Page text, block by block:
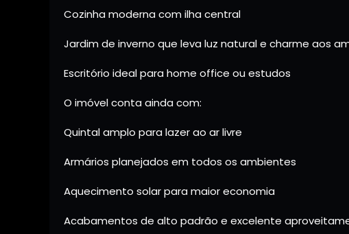
Cozinha moderna com ilha central
Jardim de inverno que leva luz natural e charme aos
Escritório ideal para home office ou estudos
O imóvel conta ainda com:
Quintal amplo para lazer ao ar livre
Armários planejados em todos os ambientes
Aquecimento solar para maior economia
Acabamentos de alto padrão e excelente